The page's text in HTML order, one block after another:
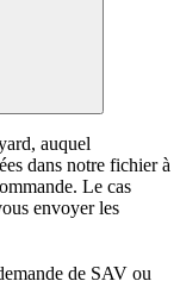
auquel
dans notre fichier à
Le cas
envoyer les
de SAV ou